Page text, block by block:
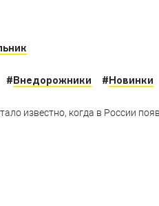
#Внедорожники #Новинки
известно, когда в России